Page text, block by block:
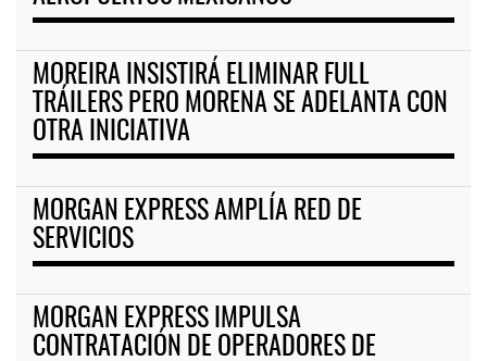
MOREIRA INSISTIRÁ ELIMINAR FULL
TRÁILERS PERO MORENA SE ADELANTA CON
OTRA INICIATIVA
MORGAN EXPRESS AMPLÍA RED DE
SERVICIOS
MORGAN EXPRESS IMPULSA
CONTRATACIÓN DE OPERADORES DE